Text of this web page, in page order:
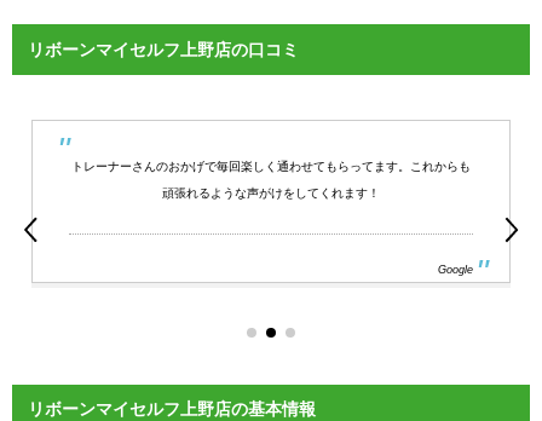
リボーンマイセルフ上野店の口コミ
トレーナーさんのおかげで毎回楽しく通わせてもらってます。これからも
頑張れるような声がけをしてくれます！
Google
リボーンマイセルフ上野店の基本情報